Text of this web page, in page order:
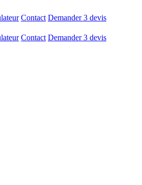
Contact Demander 3 devis
Contact Demander 3 devis